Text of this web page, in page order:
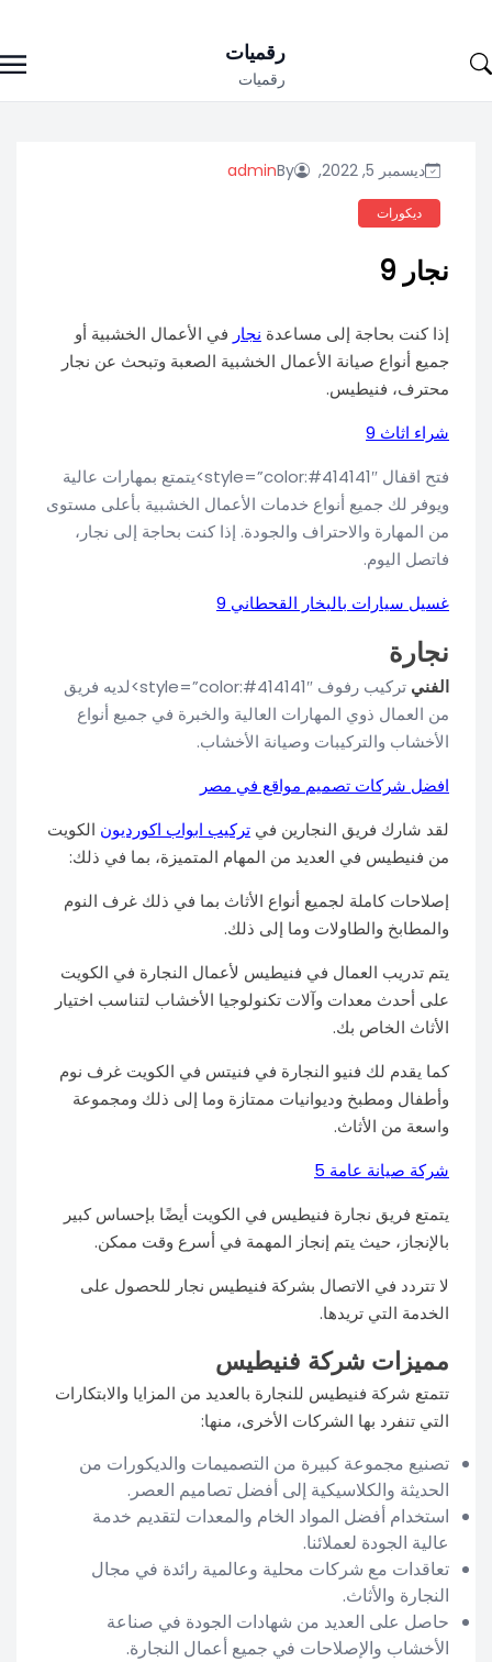
to
رقميات
رقميات
ديسمبر 5, 2022, By
admin
ديكورات
نجار 9
إذا كنت بحاجة إلى مساعدة نجار في الأعمال الخشبية أو
جميع أنواع صيانة الأعمال الخشبية الصعبة وتبحث عن نجار
محترف، فنيطيس.
شراء اثاث 9
فتح اقفال style=”color:#414141″>يتمتع بمهارات عالية
ويوفر لك جميع أنواع خدمات الأعمال الخشبية بأعلى مستوى
من المهارة والاحتراف والجودة. إذا كنت بحاجة إلى نجار،
فاتصل اليوم.
غسيل سيارات بالبخار القحطاني 9
نجارة
الفني
تركيب رفوف style=”color:#414141″>لديه فريق
من العمال ذوي المهارات العالية والخبرة في جميع أنواع
الأخشاب والتركيبات وصيانة الأخشاب.
افضل شركات تصميم مواقع في مصر
لقد شارك فريق النجارين في تركيب ابواب اكورديون الكويت
من فنيطيس في العديد من المهام المتميزة، بما في ذلك:
إصلاحات كاملة لجميع أنواع الأثاث بما في ذلك غرف النوم
والمطابخ والطاولات وما إلى ذلك.
يتم تدريب العمال في فنيطيس لأعمال النجارة في الكويت
على أحدث معدات وآلات تكنولوجيا الأخشاب لتناسب اختيار
الأثاث الخاص بك.
كما يقدم لك فنيو النجارة في فنيتس في الكويت غرف نوم
وأطفال ومطبخ وديوانيات ممتازة وما إلى ذلك ومجموعة
واسعة من الأثاث.
شركة صيانة عامة 5
يتمتع فريق نجارة فنيطيس في الكويت أيضًا بإحساس كبير
بالإنجاز، حيث يتم إنجاز المهمة في أسرع وقت ممكن.
لا تتردد في الاتصال بشركة فنيطيس نجار للحصول على
الخدمة التي تريدها.
مميزات شركة فنيطيس
تتمتع شركة فنيطيس للنجارة بالعديد من المزايا والابتكارات
التي تنفرد بها الشركات الأخرى، منها:
تصنيع مجموعة كبيرة من التصميمات والديكورات من
الحديثة والكلاسيكية إلى أفضل تصاميم العصر.
استخدام أفضل المواد الخام والمعدات لتقديم خدمة
عالية الجودة لعملائنا.
تعاقدات مع شركات محلية وعالمية رائدة في مجال
النجارة والأثاث.
حاصل على العديد من شهادات الجودة في صناعة
الأخشاب والإصلاحات في جميع أعمال النجارة.